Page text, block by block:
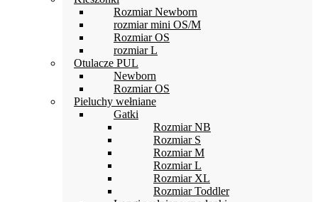
Rozmiar Newborn
rozmiar mini OS/M
Rozmiar OS
rozmiar L
Otulacze PUL
Newborn
Rozmiar OS
Pieluchy wełniane
Gatki
Rozmiar NB
Rozmiar S
Rozmiar M
Rozmiar L
Rozmiar XL
Rozmiar Toddler